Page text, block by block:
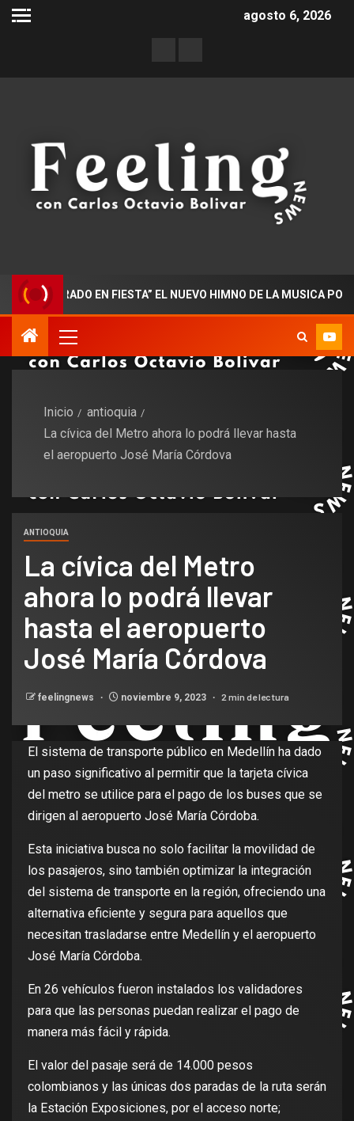
agosto 6, 2026
EN FIESTA” EL NUEVO HIMNO DE LA MUSICA POPULAR
Inicio
antioquia
La cívica del Metro ahora lo podrá llevar hasta
el aeropuerto José María Córdova
ANTIOQUIA
La cívica del Metro
ahora lo podrá llevar
hasta el aeropuerto
José María Córdova
feelingnews noviembre 9, 2023 2 min de lectura
El sistema de transporte público en Medellín ha dado
un paso significativo al permitir que la tarjeta cívica
del metro se utilice para el pago de los buses que se
dirigen al aeropuerto José María Córdoba.
Esta iniciativa busca no solo facilitar la movilidad de
los pasajeros, sino también optimizar la integración
del sistema de transporte en la región, ofreciendo una
alternativa eficiente y segura para aquellos que
necesitan trasladarse entre Medellín y el aeropuerto
José María Córdoba.
En 26 vehículos fueron instalados los validadores
para que las personas puedan realizar el pago de
manera más fácil y rápida.
El valor del pasaje será de 14.000 pesos
colombianos y las únicas dos paradas de la ruta serán
la Estación Exposiciones, por el acceso norte;